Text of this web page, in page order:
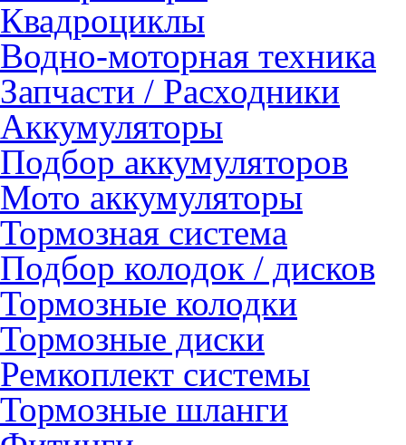
Квадроциклы
Водно-моторная техника
Запчасти / Расходники
Аккумуляторы
Подбор аккумуляторов
Мото аккумуляторы
Тормозная система
Подбор колодок / дисков
Тормозные колодки
Тормозные диски
Ремкоплект системы
Тормозные шланги